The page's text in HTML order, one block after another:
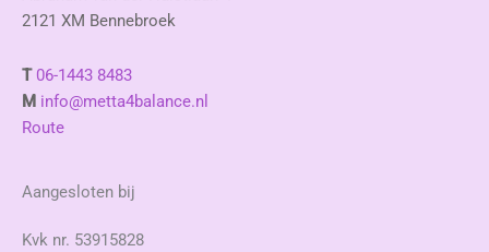
2121 XM Bennebroek
T 06-1443 8483
M info@metta4balance.nl
Route
Aangesloten bij
Kvk nr. 53915828